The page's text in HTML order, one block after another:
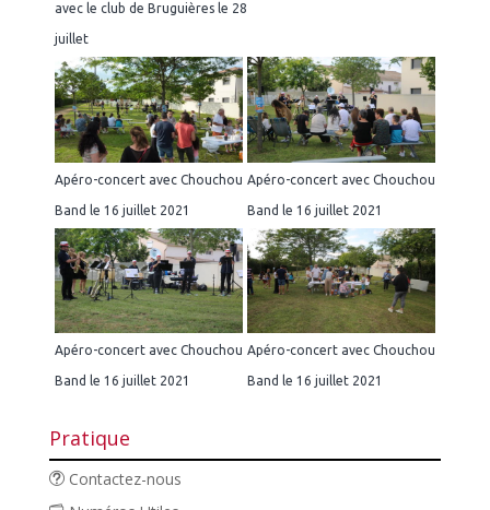
avec le club de Bruguières le 28
juillet
Apéro-concert avec Chouchou
Band le 16 juillet 2021
Apéro-concert avec Chouchou
Band le 16 juillet 2021
Apéro-concert avec Chouchou
Band le 16 juillet 2021
Apéro-concert avec Chouchou
Band le 16 juillet 2021
Pratique
Contactez-nous